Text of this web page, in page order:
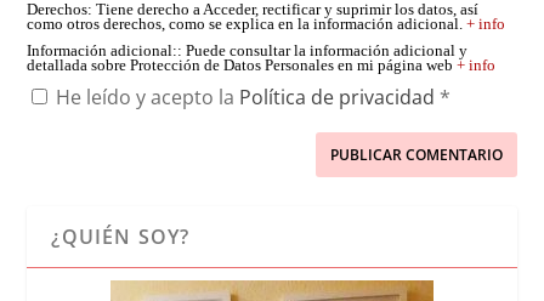
Derechos: Tiene derecho a Acceder, rectificar y suprimir los datos, así
como otros derechos, como se explica en la información adicional.+ info
Información adicional:: Puede consultar la información adicional y
detallada sobre Protección de Datos Personales en mi página web+ info
He leído y acepto la Política de privacidad *
¿QUIÉN SOY?